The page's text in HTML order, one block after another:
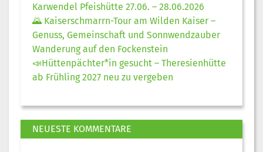
Karwendel Pfeishütte 27.06. – 28.06.2026
🌄 Kaiserschmarrn-Tour am Wilden Kaiser –
Genuss, Gemeinschaft und Sonnwendzauber
Wanderung auf den Fockenstein
📣Hüttenpächter*in gesucht – Theresienhütte
ab Frühling 2027 neu zu vergeben
NEUESTE KOMMENTARE